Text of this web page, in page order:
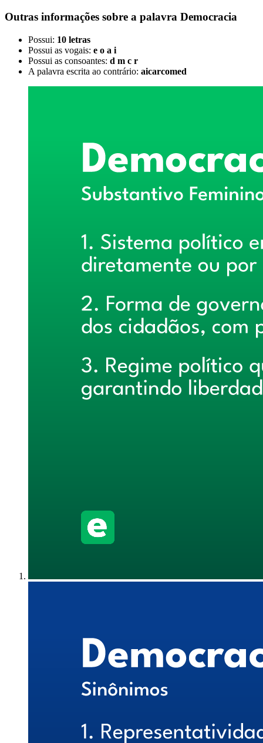
Outras informações sobre a palavra Democracia
Possui: 10 letras
Possui as vogais: e o a i
Possui as consoantes: d m c r
A palavra escrita ao contrário: aicarcomed